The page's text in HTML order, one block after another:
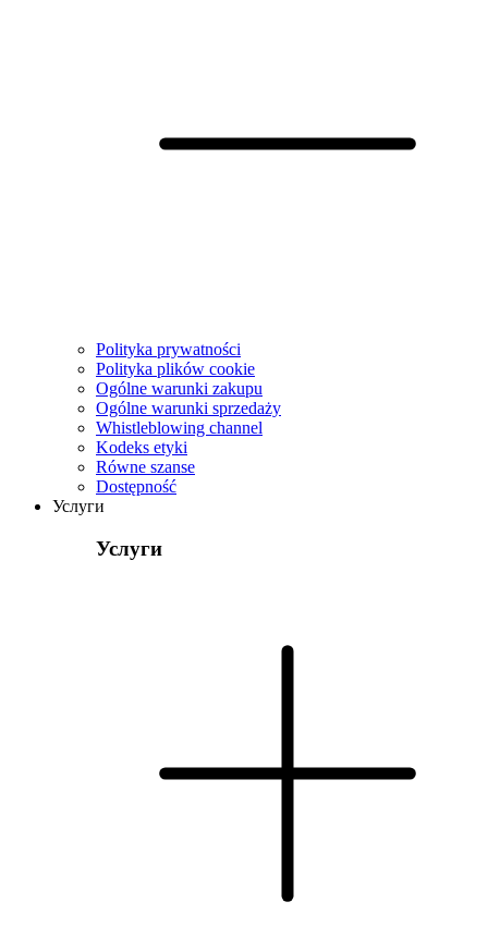
Polityka prywatności
Polityka plików cookie
Ogólne warunki zakupu
Ogólne warunki sprzedaży
Whistleblowing channel
Kodeks etyki
Równe szanse
Dostępność
Услуги
Услуги